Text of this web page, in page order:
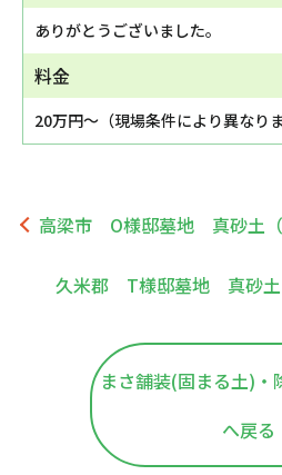
ありがとうございました。
料金
20万円～（現場条件により異なりま
高梁市 O様邸墓地 真砂土（
久米郡 T様邸墓地 真砂土
まさ舗装(固まる土)・
へ戻る